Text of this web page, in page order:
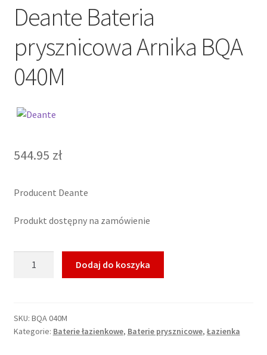
Deante Bateria
prysznicowa Arnika BQA
040M
544.95 zł
Producent Deante
Produkt dostępny na zamówienie
Arnika
BQA
Dodaj do koszyka
SKU: BQA 040M
Kategorie: Baterie łazienkowe, Baterie prysznicowe, Łazienka